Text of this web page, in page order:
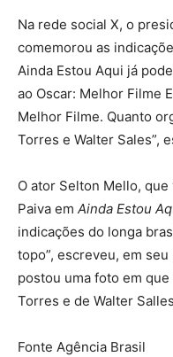
Na rede social X, o
comemorou as
Ainda Estou Aqui já
ao Oscar: Melhor Filme
Melhor Filme. Quanto
Torres e Walter Sales”,
O ator Selton Mello,
Paiva em Ainda Estou
indicações do longa
topo”, escreveu, em
postou uma foto em
Torres e de Walter
Fonte Agência Brasil